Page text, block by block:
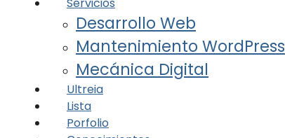
Desarrollo Web
Mantenimiento WordPress
Mecánica Digital
Ultreia
Lista
Porfolio